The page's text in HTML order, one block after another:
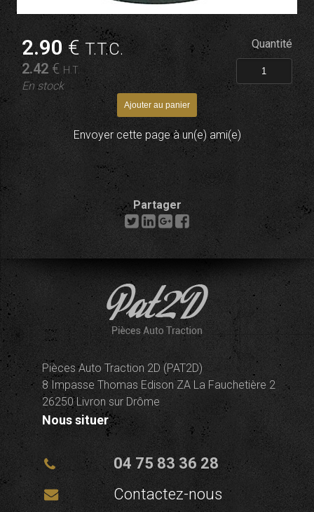
2.90 €T.T.C.
2.42 € H.T.
En stock
Quantité
Envoyer cette page à un(e) ami(e)
Partager
Pièces Auto Traction 2D (PAT2D)
8 Impasse Thomas Edison ZA La Fauchetière 2
26250 Livron sur Drôme
Nous situer
04 75 83 36 28
Contactez-nous